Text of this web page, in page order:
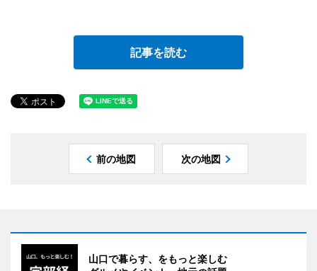
記事を読む
前の地図 次の地図
山口で暮らす、をもっと楽しむ